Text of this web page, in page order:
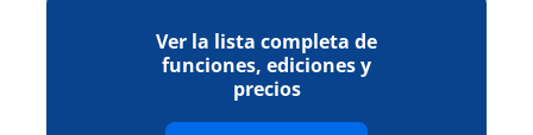
Ver la lista completa de
funciones, ediciones y
precios